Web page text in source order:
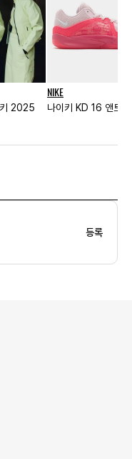
2025
NIKE
나이키 KD 16 앤트
등록